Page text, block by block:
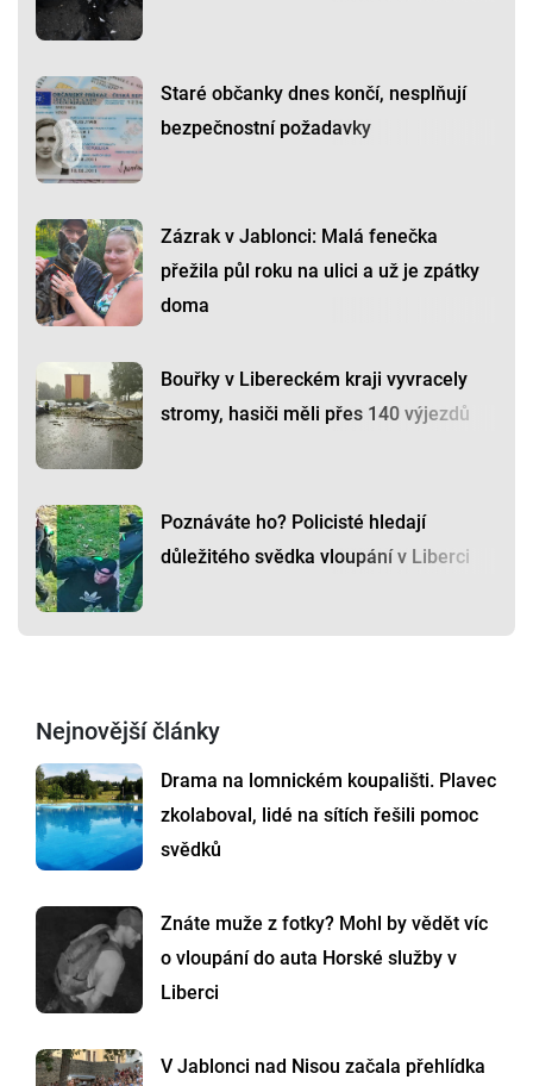
Staré občanky dnes končí, nesplňují
bezpečnostní požadavky
Zázrak v Jablonci: Malá fenečka
přežila půl roku na ulici a už je zpátky
doma
Bouřky v Libereckém kraji vyvracely
stromy, hasiči měli přes 140 výjezdů
Poznáváte ho? Policisté hledají
důležitého svědka vloupání v Liberci
Nejnovější články
Drama na lomnickém koupališti. Plavec
zkolaboval, lidé na sítích řešili pomoc
svědků
Znáte muže z fotky? Mohl by vědět víc
o vloupání do auta Horské služby v
Liberci
V Jablonci nad Nisou začala přehlídka